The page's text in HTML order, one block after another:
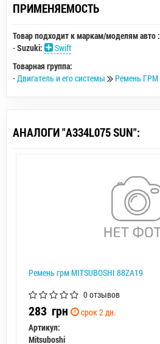
ПРИМЕНЯЕМОСТЬ
Товар подходит к маркам/моделям авто :
-Suzuki:
Swift
Товарная группа:
-Двигатель и его системы Ремень ГРМ
АНАЛОГИ "A334L075 SUN":
Ремень грм MITSUBOSHI 88ZA19
0 отзывов
283 грн
срок 2 дн.
Артикул:
Mitsuboshi